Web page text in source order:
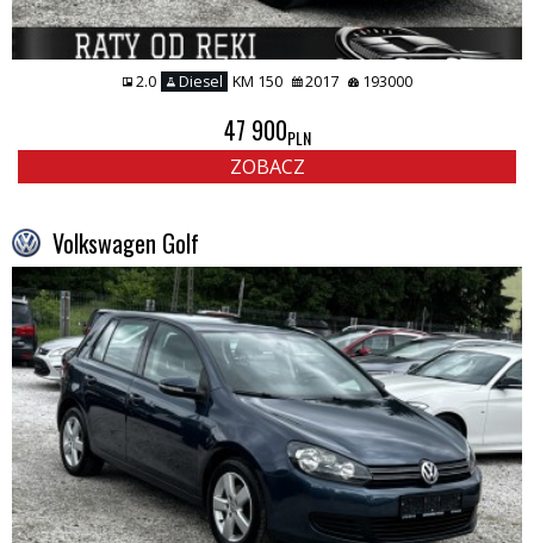
2.0 Diesel KM 150 2017 193000
47 900PLN
ZOBACZ
Volkswagen Golf